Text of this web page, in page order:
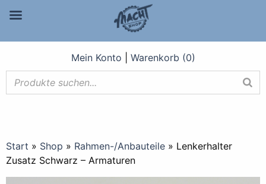
Mein Konto Warenkorb (0)
Start » Shop » Rahmen-/Anbauteile » Lenkerhalter
Zusatz Schwarz – Armaturen